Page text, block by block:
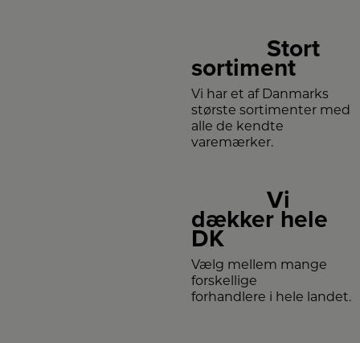
Stort
sortiment
Vi har et af Danmarks
største sortimenter med
alle de kendte
varemærker.
Vi
dækker hele
DK
Vælg mellem mange
forskellige
forhandlere i hele landet.